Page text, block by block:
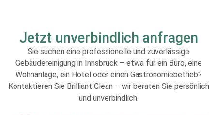
Jetzt unverbindlich anfragen
Sie suchen eine professionelle und zuverlässige
Gebäudereinigung in Innsbruck – etwa für ein Büro, eine
Wohnanlage, ein Hotel oder einen Gastronomiebetrieb?
Kontaktieren Sie Brilliant Clean – wir beraten Sie persönlich
und unverbindlich.